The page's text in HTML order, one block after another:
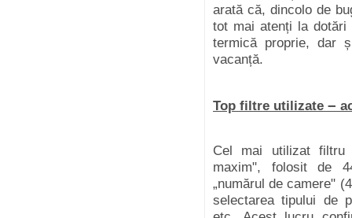
arată că, dincolo de
tot mai atenți la dotări
termică proprie, dar
vacanță.
Top filtre utilizate –
Cel mai utilizat filtru
maxim", folosit de
„numărul de camere"
selectarea tipului de